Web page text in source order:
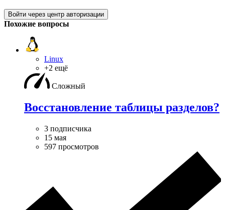
Войти через центр авторизации
Похожие вопросы
Linux
+2 ещё
Сложный
Восстановление таблицы разделов?
3 подписчика
15 мая
597 просмотров